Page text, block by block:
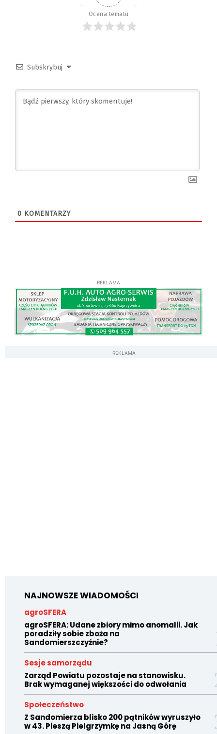
Ocena tematu
Subskrybuj
0 KOMENTARZY
REKLAMA
REKLAMA
NAJNOWSZE WIADOMOŚCI
agroSFERA
agroSFERA: Udane zbiory mimo anomalii. Jak
poradziły sobie zboża na
Sandomierszczyźnie?
Sesje samorządu
Zarząd Powiatu pozostaje na stanowisku.
Brak wymaganej większości do odwołania
Społeczeństwo
Z Sandomierza blisko 200 pątników wyruszyło
w 43. Pieszą Pielgrzymkę na Jasną Górę